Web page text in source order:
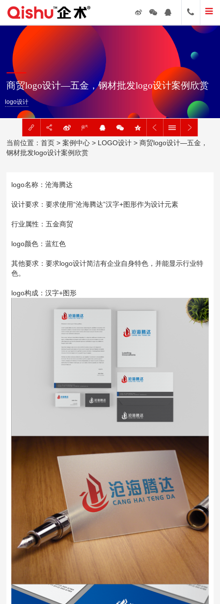
商贸logo设计—五金，钢材批发logo设计案例欣赏
logo设计
当前位置：首页 >案例中心 > LOGO设计 > 商贸logo设计—五金，
钢材批发logo设计案例欣赏
logo名称：沧海腾达
设计要求：要求使用“沧海腾达”汉字+图形作为设计元素
行业属性：五金商贸
logo颜色：蓝红色
其他要求：要求logo设计简洁有企业自身特色，并能显示行业特
色。
logo构成：汉字+图形